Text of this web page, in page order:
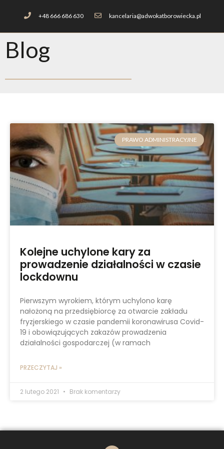
+48 666 686 630 kancelaria@adwokatborowiecka.pl
Blog
PRAWO ADMINISTRACYJNE
Kolejne uchylone kary za
prowadzenie działalności w czasie
lockdownu
Pierwszym wyrokiem, którym uchylono karę
nałożoną na przedsiębiorcę za otwarcie zakładu
fryzjerskiego w czasie pandemii koronawirusa Covid-
19 i obowiązujących zakazów prowadzenia
działalności gospodarczej (w ramach
PRZECZYTAJ »
2 lutego 2021 Brak komentarzy